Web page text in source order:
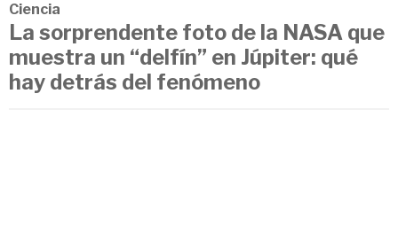
Ciencia
La sorprendente foto de la NASA que
muestra un “delfín” en Júpiter: qué
hay detrás del fenómeno